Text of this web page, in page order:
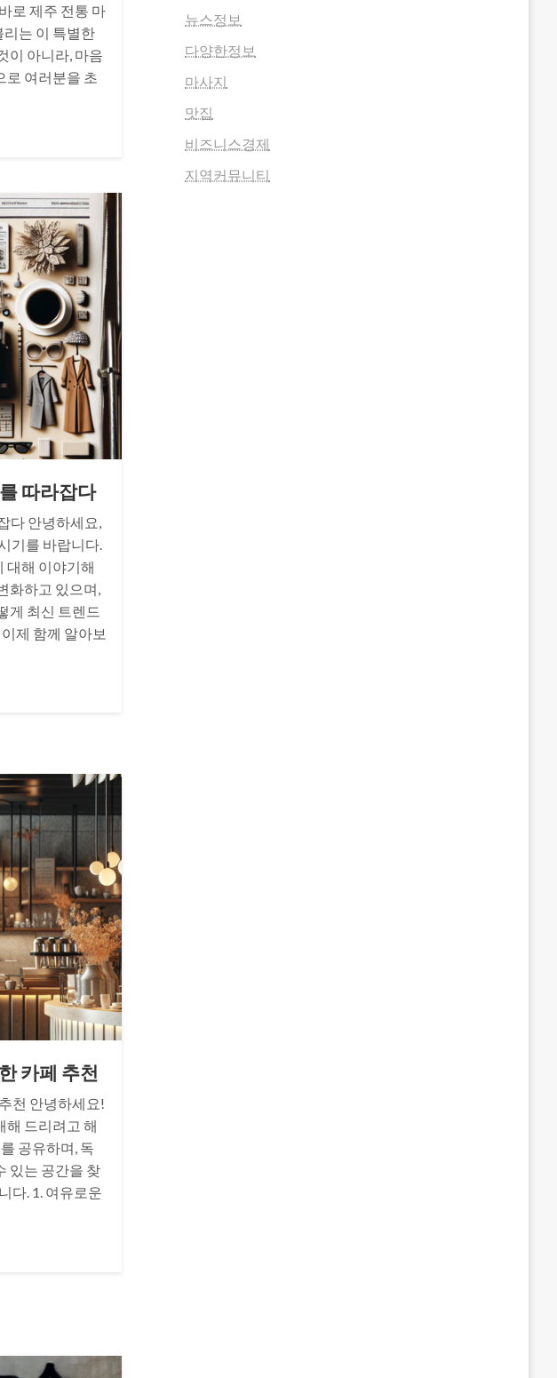
로 제주 전통 마
는 이 특별한
이 아니라, 마음
로 여러분을 초
따라잡다
다 안녕하세요,
기를 바랍니다.
대해 이야기해
화하고 있으며,
게 최신 트렌드
제 함께 알아보
카페 추천
천 안녕하세요!
해 드리려고 해
공유하며, 독
있는 공간을 찾
다. 1. 여유로운
뉴스정보
다양한정보
마사지
맛집
비즈니스경제
지역커뮤니티